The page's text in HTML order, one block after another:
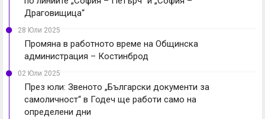
Драговищица“
28 Юли 2025
Промяна в работното време на Общинска
администрация – Костинброд
02 Юли 2025
През юли: Звеното „Български документи за
самоличност“ в Годеч ще работи само на
определени дни